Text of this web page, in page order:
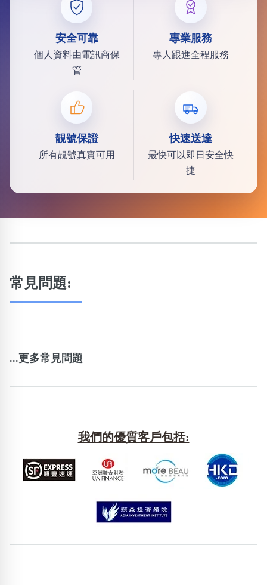
安全可靠
個人資料由電訊商保
管
專業服務
專人跟進全程服務
靚號保證
所有靚號真實可用
快速送達
最快可以即日安全快
捷
常見問題:
...更多常見問題
我們的優質客戶包括: